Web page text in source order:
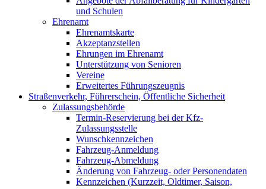
und Schulen
Ehrenamt
Ehrenamtskarte
Akzeptanzstellen
Ehrungen im Ehrenamt
Unterstützung von Senioren
Vereine
Erweitertes Führungszeugnis
Straßenverkehr, Führerschein, Öffentliche Sicherheit
Zulassungsbehörde
Termin-Reservierung bei der Kfz-
Zulassungsstelle
Wunschkennzeichen
Fahrzeug-Anmeldung
Fahrzeug-Abmeldung
Änderung von Fahrzeug- oder Personendaten
Kennzeichen (Kurzzeit, Oldtimer, Saison,